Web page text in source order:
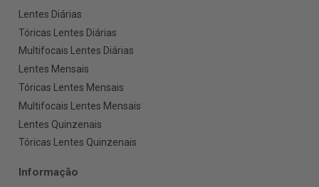
Lentes Diárias
Tóricas Lentes Diárias
Multifocais Lentes Diárias
Lentes Mensais
Tóricas Lentes Mensais
Multifocais Lentes Mensais
Lentes Quinzenais
Tóricas Lentes Quinzenais
Informação